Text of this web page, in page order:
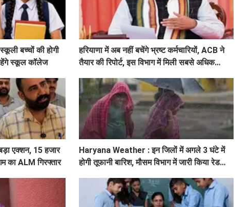
बच्चों की होगी
रहेंगे स्कूल कॉलेज
हरियाणा में अब नहीं बचेंगे भ्रष्ट कर्मचारियों, ACB ने
तैयार की रिपोर्ट, इस विभाग में मिली सबसे अधिक
एक्शन, 15 हजार
का ALM गिरफ्तार
Haryana Weather : इन जिलों में अगले 3 घंटे में
होगी तूफानी बारिश, मौसम विभाग में जारी किया रेड